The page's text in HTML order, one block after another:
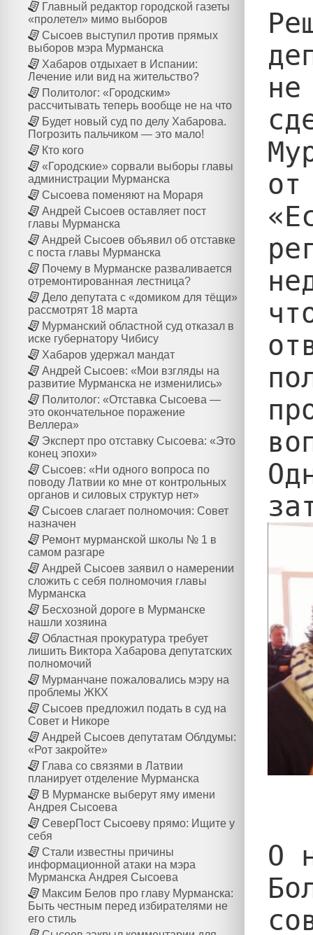
Главный редактор городской газеты
«пролетел» мимо выборов
Сысоев выступил против прямых
выборов мэра Мурманска
Хабаров отдыхает в Испании:
Лечение или вид на жительство?
Политолог: «Городским»
рассчитывать теперь вообще не на что
Будет новый суд по делу Хабарова.
Погрозить пальчиком — это мало!
Кто кого
«Городские» сорвали выборы главы
администрации Мурманска
Сысоева поменяют на Мораря
Андрей Сысоев оставляет пост
главы Мурманска
Андрей Сысоев объявил об отставке
с поста главы Мурманска
Почему в Мурманске разваливается
отремонтированная лестница?
Дело депутата с «домиком для тёщи»
рассмотрят 18 марта
Мурманский областной суд отказал в
иске губернатору Чибису
Хабаров удержал мандат
Андрей Сысоев: «Мои взгляды на
развитие Мурманска не изменились»
Политолог: «Отставка Сысоева —
это окончательное поражение
Веллера»
Эксперт про отставку Сысоева: «Это
конец эпохи»
Сысоев: «Ни одного вопроса по
поводу Латвии ко мне от контрольных
органов и силовых структур нет»
Сысоев слагает полномочия: Совет
назначен
Ремонт мурманской школы № 1 в
самом разгаре
Андрей Сысоев заявил о намерении
сложить с себя полномочия главы
Мурманска
Бесхозной дороге в Мурманске
нашли хозяина
Областная прокуратура требует
лишить Виктора Хабарова депутатских
полномочий
Мурманчане пожаловались мэру на
проблемы ЖКХ
Сысоев предложил подать в суд на
Совет и Никоре
Андрей Сысоев депутатам Облдумы:
«Рот закройте»
Глава со связями в Латвии
планирует отделение Мурманска
В Мурманске выберут яму имени
Андрея Сысоева
СеверПост Сысоеву прямо: Ищите у
себя
Стали известны причины
информационной атаки на мэра
Мурманска Андрея Сысоева
Максим Белов про главу Мурманска:
Быть честным перед избирателями не
его стиль
не
от
О